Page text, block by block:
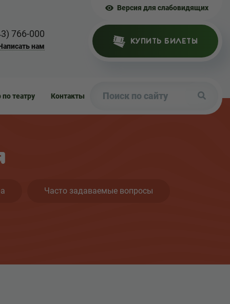
Версия для слабовидящих
766-000
нам
КУПИТЬ БИЛЕТЫ
по театру Контакты
Часто задаваемые вопросы